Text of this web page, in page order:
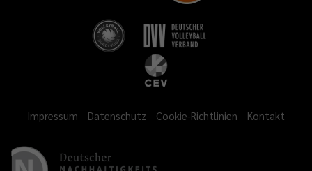
Impressum Datenschutz Cookie-Richtlinien Kontakt